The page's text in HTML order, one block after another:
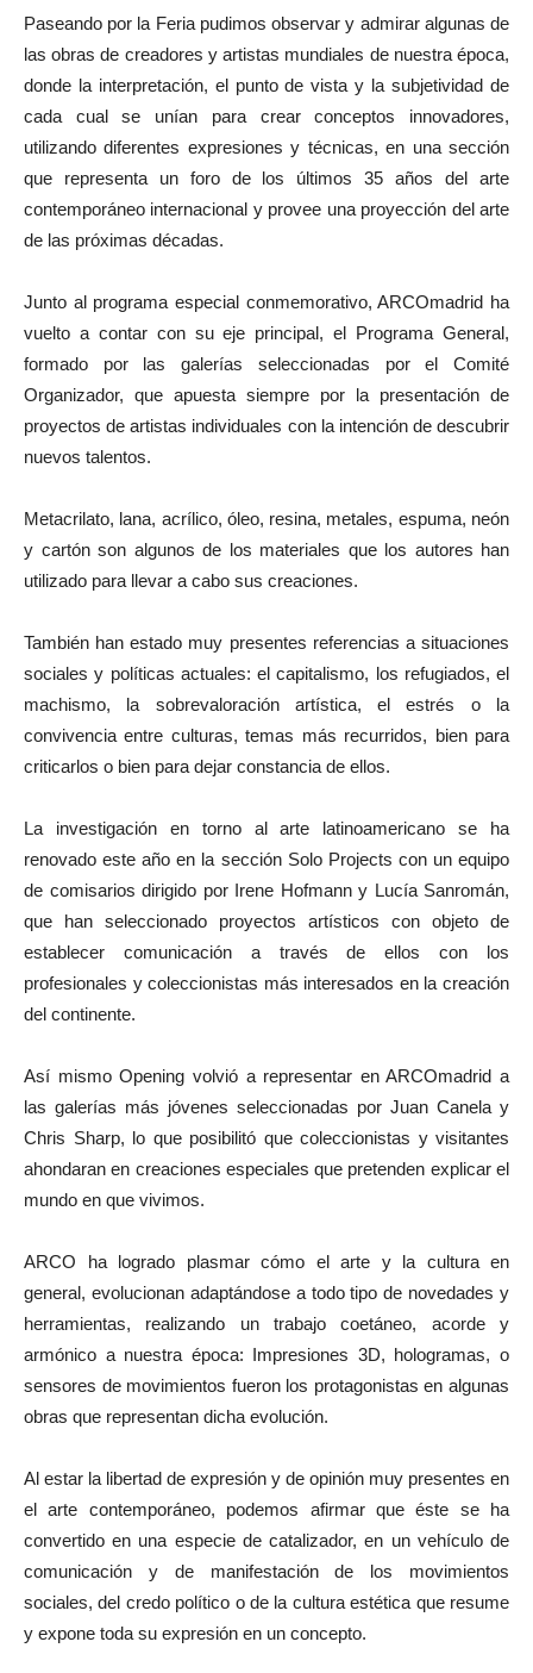
Paseando por la Feria pudimos observar y admirar algunas de
las obras de creadores y artistas mundiales de nuestra época,
donde la interpretación, el punto de vista y la subjetividad de
cada cual se unían para crear conceptos innovadores,
utilizando diferentes expresiones y técnicas, en una sección
que representa un foro de los últimos 35 años del arte
contemporáneo internacional y provee una proyección del arte
de las próximas décadas.
Junto al programa especial conmemorativo, ARCOmadrid ha
vuelto a contar con su eje principal, el Programa General,
formado por las galerías seleccionadas por el Comité
Organizador, que apuesta siempre por la presentación de
proyectos de artistas individuales con la intención de descubrir
nuevos talentos.
Metacrilato, lana, acrílico, óleo, resina, metales, espuma, neón
y cartón son algunos de los materiales que los autores han
utilizado para llevar a cabo sus creaciones.
También han estado muy presentes referencias a situaciones
sociales y políticas actuales: el capitalismo, los refugiados, el
machismo, la sobrevaloración artística, el estrés o la
convivencia entre culturas, temas más recurridos, bien para
criticarlos o bien para dejar constancia de ellos.
La investigación en torno al arte latinoamericano se ha
renovado este año en la sección Solo Projects con un equipo
de comisarios dirigido por Irene Hofmann y Lucía Sanromán,
que han seleccionado proyectos artísticos con objeto de
establecer comunicación a través de ellos con los
profesionales y coleccionistas más interesados en la creación
del continente.
Así mismo Opening volvió a representar en ARCOmadrid a
las galerías más jóvenes seleccionadas por Juan Canela y
Chris Sharp, lo que posibilitó que coleccionistas y visitantes
ahondaran en creaciones especiales que pretenden explicar el
mundo en que vivimos.
ARCO ha logrado plasmar cómo el arte y la cultura en
general, evolucionan adaptándose a todo tipo de novedades y
herramientas, realizando un trabajo coetáneo, acorde y
armónico a nuestra época: Impresiones 3D, hologramas, o
sensores de movimientos fueron los protagonistas en algunas
obras que representan dicha evolución.
Al estar la libertad de expresión y de opinión muy presentes en
el arte contemporáneo, podemos afirmar que éste se ha
convertido en una especie de catalizador, en un vehículo de
comunicación y de manifestación de los movimientos
sociales, del credo político o de la cultura estética que resume
y expone toda su expresión en un concepto.